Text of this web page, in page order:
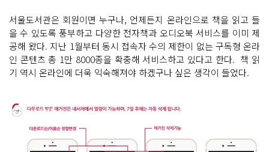
서울도서관은 회원이면 누구나, 언제든지 온라인으로 책을 읽고 들
을 수 있도록 풍부하고 다양한 전자책과 오디오북 서비스를 이미 제
공해 왔다. 지난 1월부터 동시 접속자 수의 제한이 없는 구독형 온라
인 콘텐츠 총 1만 8000종을 확충해 서비스하고 있다고 한다. 책 읽
기 역시 온라인에 더욱 익숙해져야 하겠구나 싶은 생각이 들었다.